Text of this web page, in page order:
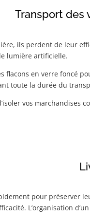
Transport des
ils perdent de leur
lumière artificielle.
flacons en verre foncé
toute la durée du
vos marchandises
pour
L’organisation